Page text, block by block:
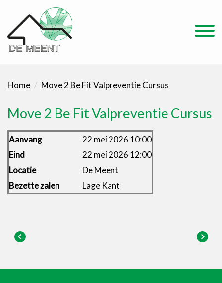
Home Move 2 Be Fit Valpreventie Cursus
Move 2 Be Fit Valpreventie Cursus
Aanvang
22 mei 2026 10:00
Eind
22 mei 2026 12:00
Locatie
De Meent
Bezette zalen
Lage Kant